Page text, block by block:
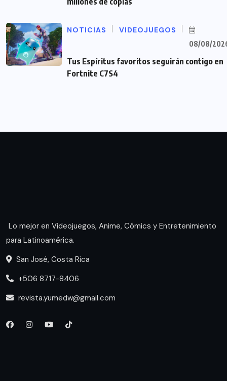
NOTICIAS VIDEOJUEGOS
08/08/
Tus Espíritus favoritos seguirán contigo en
Fortnite C7S4
Lo mejor en Videojuegos, Anime, Cómics y Entretenimiento
para Latinoamérica.
San José, Costa Rica
+506 8717-8406
revista.yumedw@gmail.com